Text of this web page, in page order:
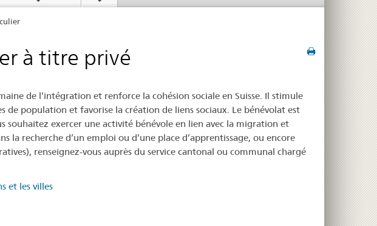
à titre privé
de l’intégration et renforce la cohésion sociale en Suisse. Il stimule
de population et favorise la création de liens sociaux. Le bénévolat est
souhaitez exercer une activité bénévole en lien avec la migration et
recherche d’un emploi ou d’une place d’apprentissage, ou encore
renseignez-vous auprès du service cantonal ou communal chargé
et les villes